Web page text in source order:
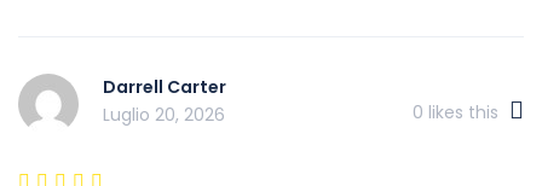
Darrell Carter
Luglio 20, 2026
0 likes this